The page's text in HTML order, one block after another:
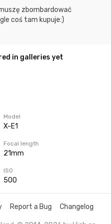
zbombardować
coś tam kupuje:)
in galleries yet
Model
X-E1
Focal length
21mm
ISO
500
Report a Bug Changelog